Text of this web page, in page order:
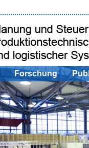
Forschung